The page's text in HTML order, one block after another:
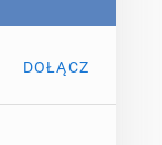
DOŁĄCZ